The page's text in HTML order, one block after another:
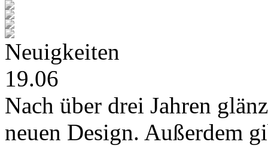
Neuigkeiten
19.06
Nach über drei Jahren
neuen Design. Außerdem